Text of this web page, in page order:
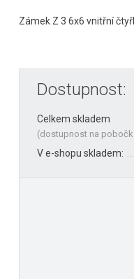
Zámek Z 3 6x6 vnitřní
Dostupnost:
Celkem skladem
(dostupnost na
V e-shopu skladem: